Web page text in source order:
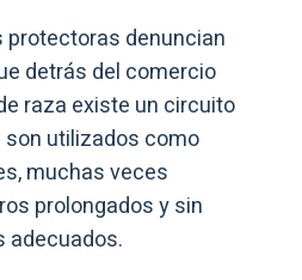
denuncian
detrás del comercio
raza existe un circuito
utilizados como
muchas veces
prolongados y sin
adecuados.